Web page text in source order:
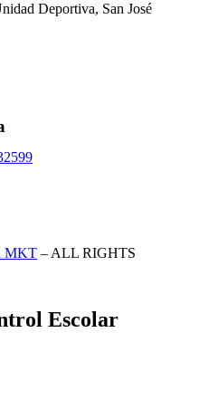
Deportiva, San José
MKT – ALL RIGHTS
Escolar